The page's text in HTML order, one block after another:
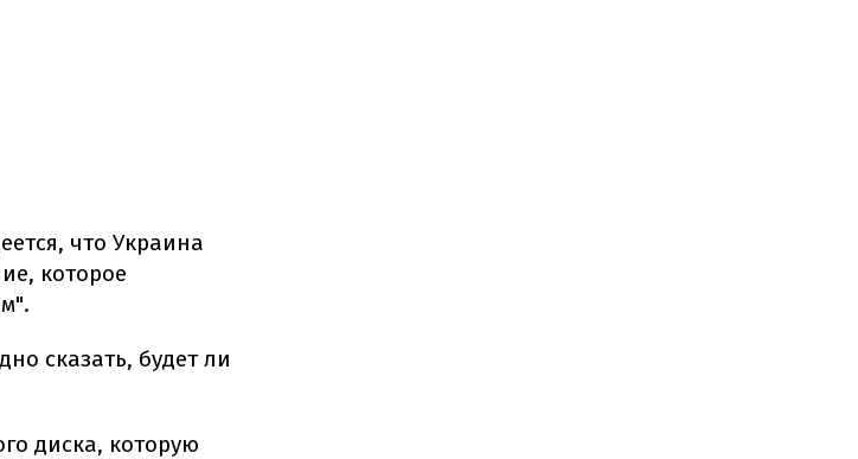
что Украина
которое
сказать, будет ли
диска, которую